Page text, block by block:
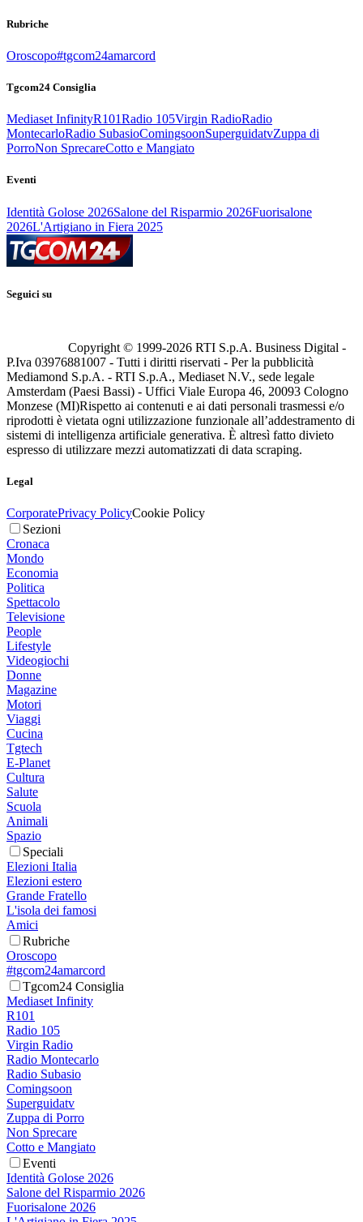
Rubriche
Oroscopo#tgcom24amarcord
Tgcom24 Consiglia
Mediaset InfinityR101Radio 105Virgin RadioRadio
MontecarloRadio SubasioComingsoonSuperguidatvZuppa di
PorroNon SprecareCotto e Mangiato
Eventi
Identità Golose 2026Salone del Risparmio 2026Fuorisalone
2026L'Artigiano in Fiera 2025
Seguici su
Copyright © 1999-2026 RTI S.p.A. Business Digital -
P.Iva 03976881007 - Tutti i diritti riservati - Per la pubblicità
Mediamond S.p.A. - RTI S.p.A., Mediaset N.V., sede legale
Amsterdam (Paesi Bassi) - Uffici Viale Europa 46, 20093 Cologno
Monzese (MI)Rispetto ai contenuti e ai dati personali trasmessi e/o
riprodotti è vietata ogni utilizzazione funzionale all’addestramento di
sistemi di intelligenza artificiale generativa. È altresì fatto divieto
espresso di utilizzare mezzi automatizzati di data scraping.
Legal
CorporatePrivacy PolicyCookie Policy
Sezioni
Cronaca
Mondo
Economia
Politica
Spettacolo
Televisione
People
Lifestyle
Videogiochi
Donne
Magazine
Motori
Viaggi
Cucina
Tgtech
E-Planet
Cultura
Salute
Scuola
Animali
Spazio
Speciali
Elezioni Italia
Elezioni estero
Grande Fratello
L'isola dei famosi
Amici
Rubriche
Oroscopo
#tgcom24amarcord
Tgcom24 Consiglia
Mediaset Infinity
R101
Radio 105
Virgin Radio
Radio Montecarlo
Radio Subasio
Comingsoon
Superguidatv
Zuppa di Porro
Non Sprecare
Cotto e Mangiato
Eventi
Identità Golose 2026
Salone del Risparmio 2026
Fuorisalone 2026